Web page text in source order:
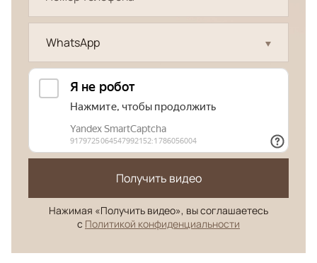
WhatsApp
Получить видео
Нажимая «Получить видео», вы соглашаетесь
с Политикой конфиденциальности